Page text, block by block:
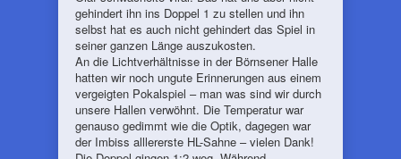
gehindert ihn ins Doppel 1 zu stellen und ihn
selbst hat es auch nicht gehindert das Spiel in
seiner ganzen Länge auszukosten.
An die Lichtverhältnisse in der Börnsener Halle
hatten wir noch ungute Erinnerungen aus einem
vergeigten Pokalspiel – man was sind wir durch
unsere Hallen verwöhnt. Die Temperatur war
genauso gedimmt wie die Optik, dagegen war
der Imbiss alllererste HL-Sahne – vielen Dank!